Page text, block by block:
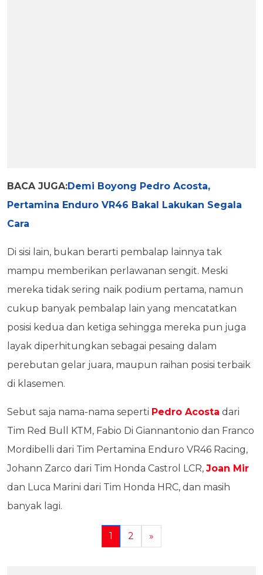
BACA JUGA:Demi Boyong Pedro Acosta,
Pertamina Enduro VR46 Bakal Lakukan Segala
Cara
Di sisi lain, bukan berarti pembalap lainnya tak
mampu memberikan perlawanan sengit. Meski
mereka tidak sering naik podium pertama, namun
cukup banyak pembalap lain yang mencatatkan
posisi kedua dan ketiga sehingga mereka pun juga
layak diperhitungkan sebagai pesaing dalam
perebutan gelar juara, maupun raihan posisi terbaik
di klasemen.
Sebut saja nama-nama seperti Pedro Acosta dari
Tim Red Bull KTM, Fabio Di Giannantonio dan Franco
Mordibelli dari Tim Pertamina Enduro VR46 Racing,
Johann Zarco dari Tim Honda Castrol LCR, Joan Mir
dan Luca Marini dari Tim Honda HRC, dan masih
banyak lagi.
1 2 »